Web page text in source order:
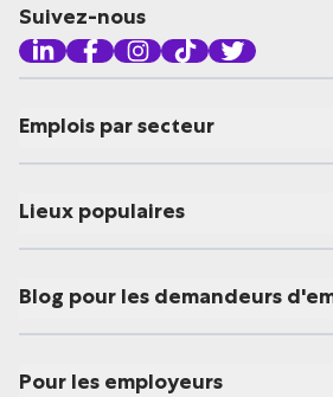
Suivez-nous
Emplois par secteur
Lieux populaires
Blog pour les demandeurs
Pour les employeurs